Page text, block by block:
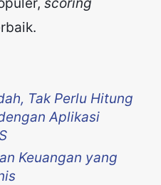
scoring
Tak Perlu Hitung
Aplikasi
Keuangan yang